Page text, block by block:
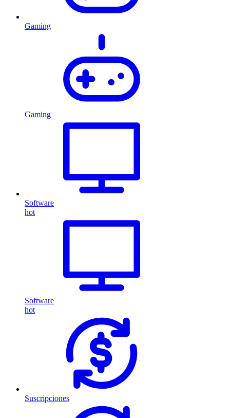
Gaming
Gaming
Software
hot
Software
hot
Suscripciones